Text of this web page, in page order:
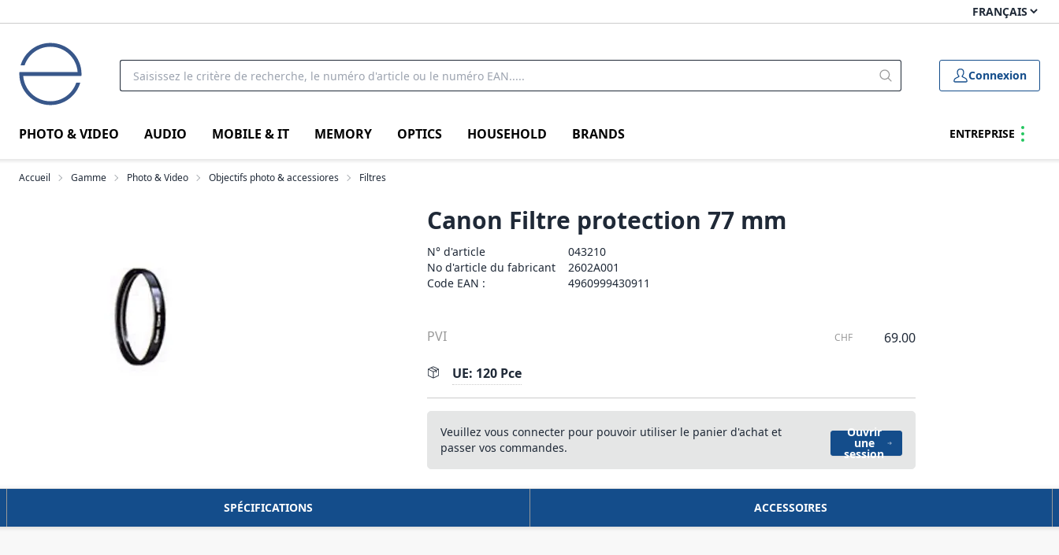
Connexion
PHOTO & VIDEO AUDIO MOBILE & IT MEMORY OPTICS HOUSEHOLD BRANDS ENTREPRISE
Accueil Gamme Photo & Video Objectifs photo & accessiores Filtres
Canon Filtre protection 77 mm
N° d'article
043210
No d'article du fabricant
2602A001
Code EAN :
4960999430911
PVI CHF 69.00
UE: 120 Pce
Veuillez vous connecter pour pouvoir utiliser le panier d'achat et
passer vos commandes.
Ouvrir
une
session
SPÉCIFICATIONS ACCESSOIRES